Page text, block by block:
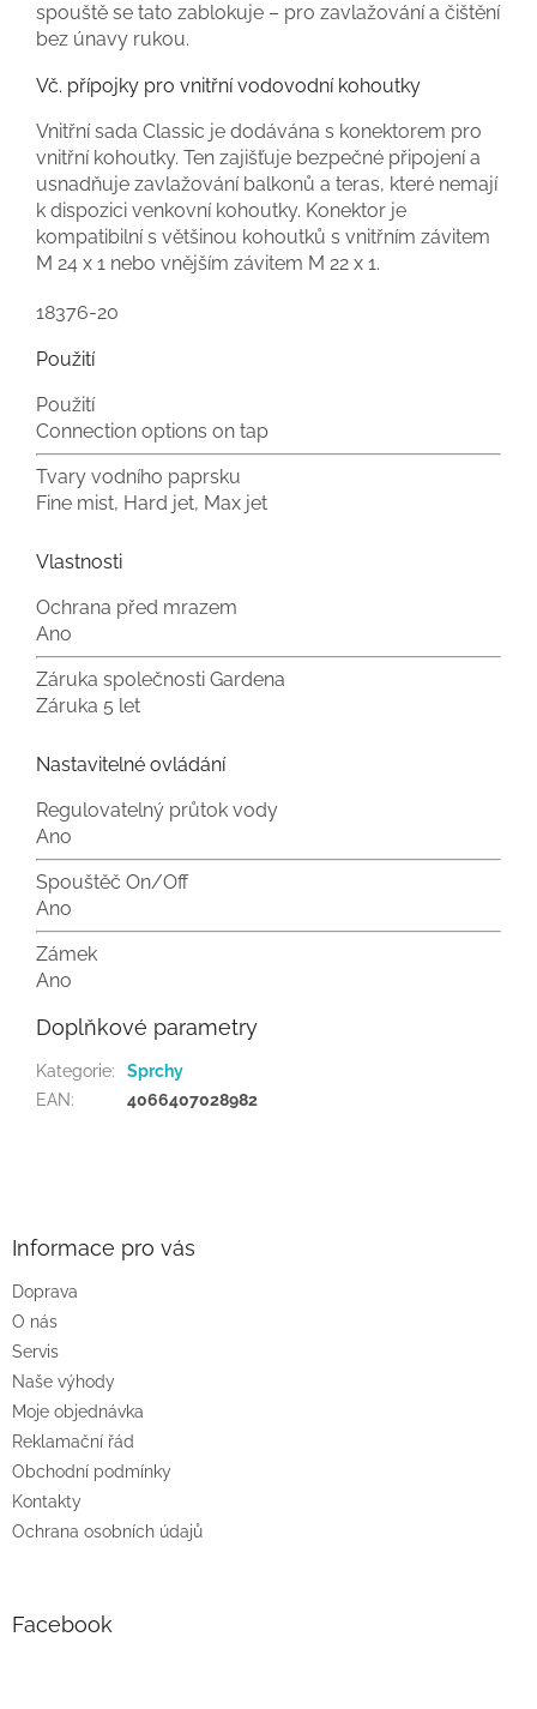
spouště se tato zablokuje – pro zavlažování a čištění
bez únavy rukou.
Vč. přípojky pro vnitřní vodovodní kohoutky
Vnitřní sada Classic je dodávána s konektorem pro
vnitřní kohoutky. Ten zajišťuje bezpečné připojení a
usnadňuje zavlažování balkonů a teras, které nemají
k dispozici venkovní kohoutky. Konektor je
kompatibilní s většinou kohoutků s vnitřním závitem
M 24 x 1 nebo vnějším závitem M 22 x 1.
18376-20
Použití
Použití
Connection options on tap
Tvary vodního paprsku
Fine mist, Hard jet, Max jet
Vlastnosti
Ochrana před mrazem
Ano
Záruka společnosti Gardena
Záruka 5 let
Nastavitelné ovládání
Regulovatelný průtok vody
Ano
Spouštěč On/Off
Ano
Zámek
Ano
Doplňkové parametry
Kategorie:
Sprchy
EAN: 4066407028982
Informace pro vás
Doprava
O nás
Servis
Naše výhody
Moje objednávka
Reklamační řád
Obchodní podmínky
Kontakty
Ochrana osobních údajů
Facebook